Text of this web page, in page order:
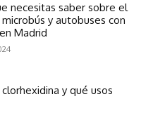
necesitas saber sobre el
y autobuses con
Madrid
y qué usos